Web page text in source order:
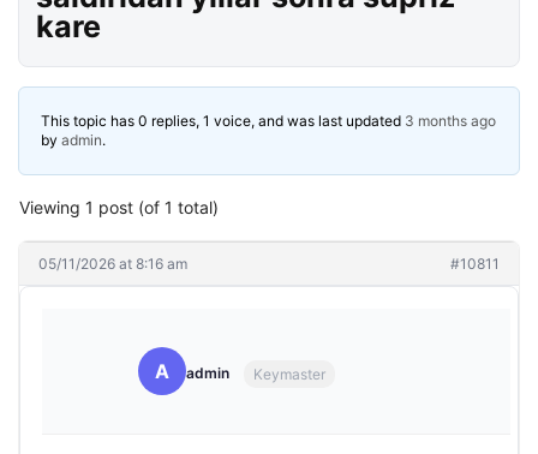
kare
This topic has 0 replies, 1 voice, and was last updated 3 months ago
by admin.
Viewing 1 post (of 1 total)
05/11/2026 at 8:16 am #10811
A admin Keymaster